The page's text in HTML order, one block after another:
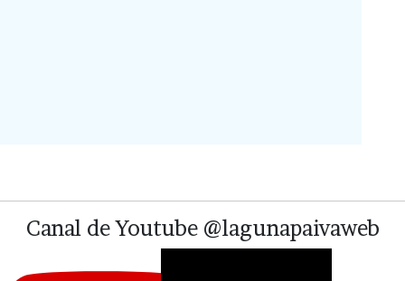
Canal de Youtube @lagunapaivaweb